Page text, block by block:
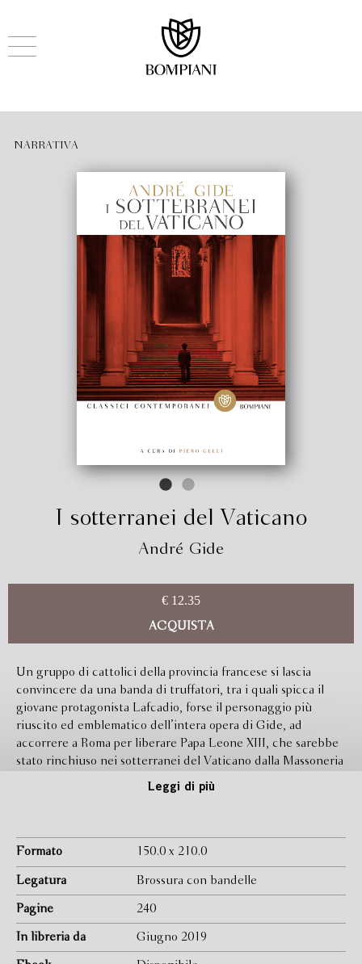
NARRATIVA
I sotterranei del Vaticano
André Gide
€ 12.35
ACQUISTA
Un gruppo di cattolici della provincia francese si lascia
convincere da una banda di truffatori, tra i quali spicca il
giovane protagonista Lafcadio, forse il personaggio più
riuscito ed emblematico dell’intera opera di Gide, ad
accorrere a Roma per liberare Papa Leone XIII, che sarebbe
stato rinchiuso nei sotterranei del Vaticano dalla Massoneria
preso il suo posto. Pubblicato per la prima volta in forma
francese,
I sotterranei del Vaticano è una farsa abilmente
travestita da romanzo d’avventura, una satira irriverente che
prende di mira i vizi e le debolezze della borghesia cattolica
e allo stesso tempo un disturbante ritratto dell’“atto
gratuito”.
Leggi di più
Formato 150.0 x 210.0
Legatura Brossura con bandelle
Pagine 240
In libreria da Giugno 2019